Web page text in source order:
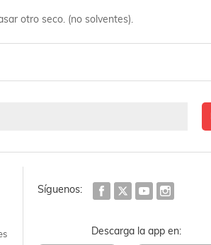
otro seco. (no solventes).
Síguenos:
Descarga la app en: